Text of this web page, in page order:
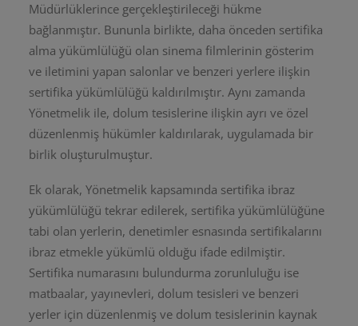
Müdürlüklerince gerçekleştirileceği hükme
bağlanmıştır. Bununla birlikte, daha önceden sertifika
alma yükümlülüğü olan sinema filmlerinin gösterim
ve iletimini yapan salonlar ve benzeri yerlere ilişkin
sertifika yükümlülüğü kaldırılmıştır. Aynı zamanda
Yönetmelik ile, dolum tesislerine ilişkin ayrı ve özel
düzenlenmiş hükümler kaldırılarak, uygulamada bir
birlik oluşturulmuştur.
Ek olarak, Yönetmelik kapsamında sertifika ibraz
yükümlülüğü tekrar edilerek, sertifika yükümlülüğüne
tabi olan yerlerin, denetimler esnasında sertifikalarını
ibraz etmekle yükümlü olduğu ifade edilmiştir.
Sertifika numarasını bulundurma zorunluluğu ise
matbaalar, yayınevleri, dolum tesisleri ve benzeri
yerler için düzenlenmiş ve dolum tesislerinin kaynak